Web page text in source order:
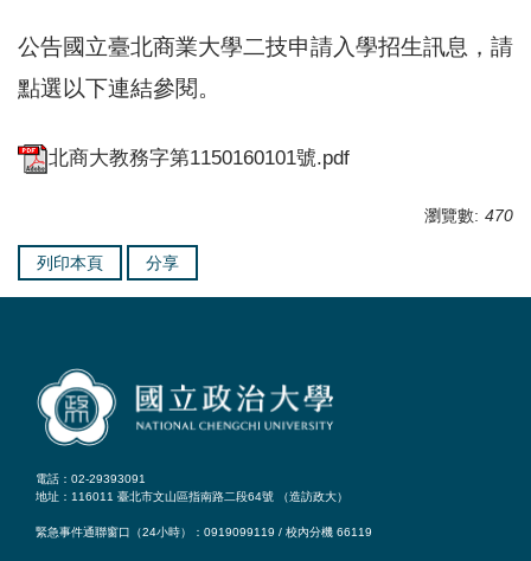
公告國立臺北商業大學二技申請入學招生訊息，請
點選以下連結參閱。
北商大教務字第1150160101號.pdf
瀏覽數: 470
列印本頁 分享
電話：02-29393091
地址：116011 臺北市文山區指南路二段64號 （造訪政大）
緊急事件通聯窗口（24小時）：0919099119 / 校內分機 66119